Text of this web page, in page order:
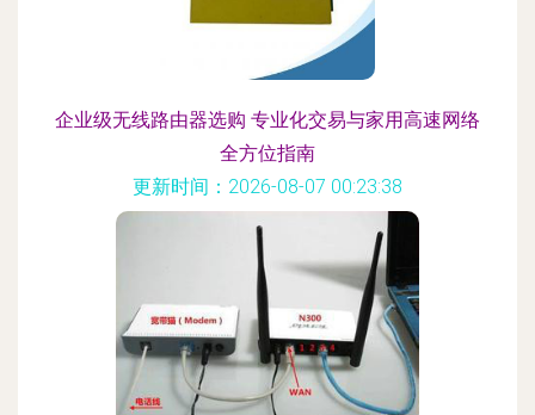
企业级无线路由器选购 专业化交易与家用高速网络
全方位指南
更新时间：2026-08-07 00:23:38